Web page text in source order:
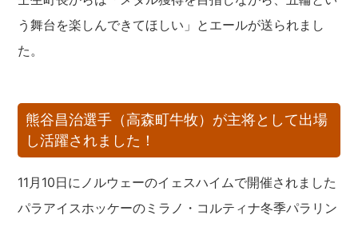
う舞台を楽しんできてほしい」とエールが送られまし
た。
熊谷昌治選手（高森町牛牧）が主将として出場
し活躍されました！
11月10日にノルウェーのイェスハイムで開催されました
パラアイスホッケーのミラノ・コルティナ冬季パラリン